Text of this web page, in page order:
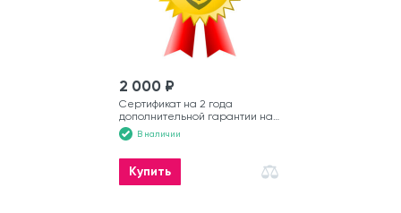
2 000 ₽
Сертификат на 2 года
дополнительной гарантии на
лодкуВ наличии
Купить